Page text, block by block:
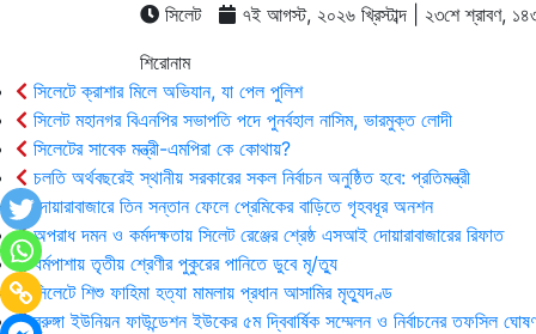
সিলেট
৭ই আগস্ট, ২০২৬ খ্রিস্টাব্দ | ২৩শে শ্রাবণ,
শিরোনাম
সিলেটে ক্রাশার মিলে অভিযান, যা পেল পুলিশ
সিলেট মহানগর বিএনপির সভাপতি পদে পুনর্বহাল নাসিম, ভারমুক্ত লোদী
সিলেটের সাবেক মন্ত্রী-এমপিরা কে কোথায়?
চলতি অর্থবছরেই স্থানীয় সরকারের সকল নির্বাচন অনুষ্ঠিত হবে: প্রতিমন্ত্রী
দোয়ারাবাজারে তিন সন্তান ফেলে প্রেমিকের বাড়িতে গৃহবধূর অনশন
অপরাধ দমন ও কর্মদক্ষতায় সিলেট রেঞ্জের শ্রেষ্ঠ এসআই দোয়ারাবাজারের রিফাত
ধর্মপাশায় তৃতীয় শ্রেণীর পুকুরের পানিতে ডুবে মৃ/ত্যু
সিলেটে শিশু ফাহিমা হত্যা মামলায় প্রধান আসামির মৃত্যুদণ্ড
বুরুঙ্গা ইউনিয়ন ফাউন্ডেশন ইউকের ৫ম দ্বিবার্ষিক সম্মেলন ও নির্বাচনের তফসিল